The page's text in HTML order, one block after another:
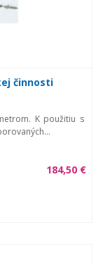
činnosti
K použitiu s
184,50 €